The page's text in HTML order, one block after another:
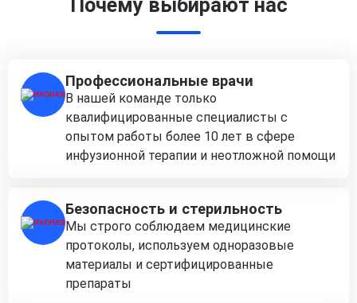
Почему выбирают нас
Профессиональные врачи
В нашей команде только
квалифицированные специалисты с
опытом работы более 10 лет в сфере
инфузионной терапии и неотложной помощи
Безопасность и стерильность
Мы строго соблюдаем медицинские
протоколы, используем одноразовые
материалы и сертифицированные
препараты